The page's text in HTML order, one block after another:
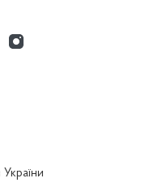
України